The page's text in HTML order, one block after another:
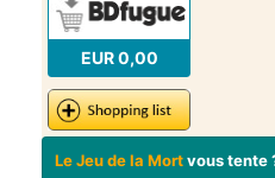
EUR 0,00
Le Jeu de la Mortvous tente